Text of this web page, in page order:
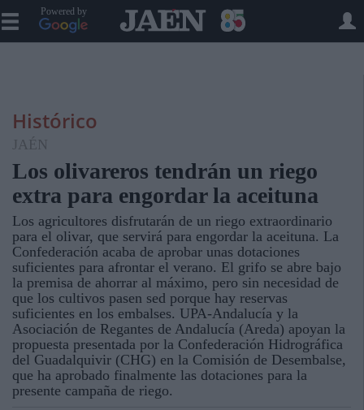
Powered by
Histórico
JAÉN
Los olivareros tendrán un riego
extra para engordar la aceituna
Los agricultores disfrutarán de un riego extraordinario
para el olivar, que servirá para engordar la aceituna. La
Confederación acaba de aprobar unas dotaciones
suficientes para afrontar el verano. El grifo se abre bajo
la premisa de ahorrar al máximo, pero sin necesidad de
que los cultivos pasen sed porque hay reservas
suficientes en los embalses. UPA-Andalucía y la
Asociación de Regantes de Andalucía (Areda) apoyan la
propuesta presentada por la Confederación Hidrográfica
del Guadalquivir (CHG) en la Comisión de Desembalse,
que ha aprobado finalmente las dotaciones para la
presente campaña de riego.